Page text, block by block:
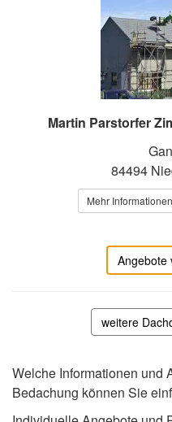
Martin Parstorfer
84494
Mehr
Angebote
weitere
Welche Informationen und
Bedachung können Sie